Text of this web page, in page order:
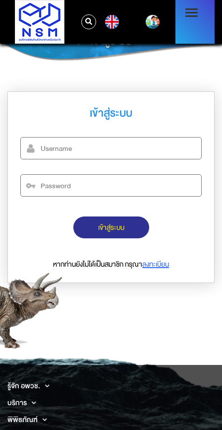
เข้าสู่ระบบ
เข้าสู่ระบบ
เข้าสู่ระบบ
หากท่านยังไม่ได้เป็นสมาชิก กรุณาลงทะเบียน
รู้จัก อพวช.
บริการ
พิพิธภัณฑ์